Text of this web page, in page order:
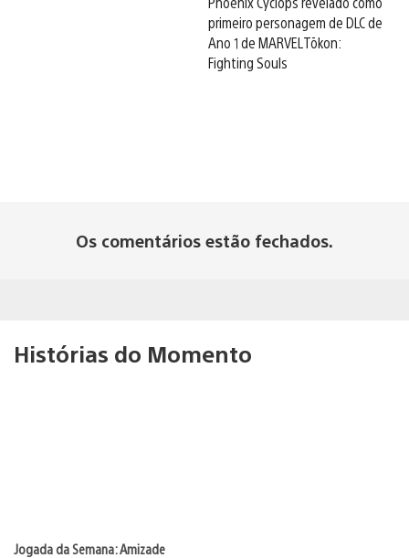
primeiro personagem de DLC de
Ano 1 de MARVEL Tōkon:
Fighting Souls
Os comentários estão fechados.
Histórias do Momento
Jogada da Semana: Amizade